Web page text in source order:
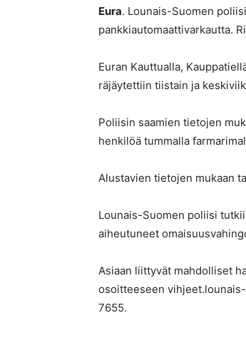
Eura. Lounais-Suomen
pankkiautomaattivarkautta.
Euran Kauttualla,
räjäytettiin tiistain ja
Poliisin saamien tietojen
henkilöä tummalla
Alustavien tietojen mukaan
Lounais-Suomen poliisi
aiheutuneet
Asiaan liittyvät mahdolliset
osoitteeseen
7655.